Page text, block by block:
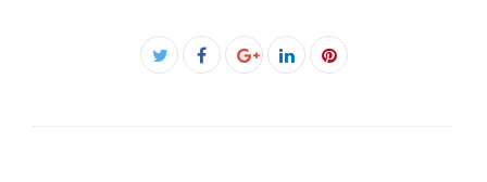
Facebook